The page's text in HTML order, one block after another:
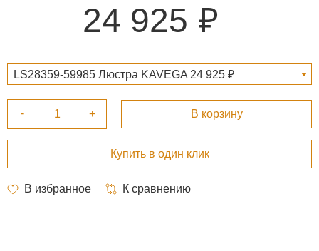
24 925
LS28359-59985 Люстра KAVEGA 24 925 ₽